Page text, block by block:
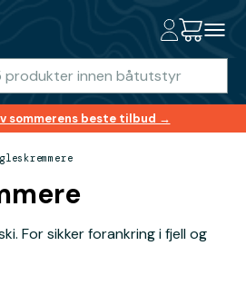
sommerens beste tilbud →
For sikker forankring i fjell og